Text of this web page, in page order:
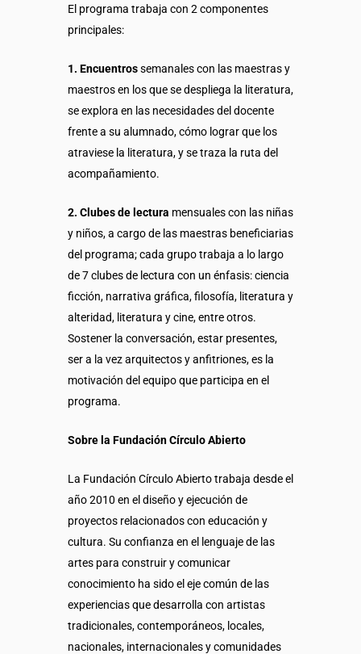
El programa trabaja con 2 componentes
principales:
1. Encuentrossemanales con las maestras y
maestros en los que se despliega la literatura,
se explora en las necesidades del docente
frente a su alumnado, cómo lograr que los
atraviese la literatura, y se traza la ruta del
acompañamiento.
2. Clubes de lectura mensuales con las niñas
y niños, a cargo de las maestras beneficiarias
del programa; cada grupo trabaja a lo largo
de 7 clubes de lectura con un énfasis: ciencia
ficción, narrativa gráfica, filosofía, literatura y
alteridad, literatura y cine, entre otros.
Sostener la conversación, estar presentes,
ser a la vez arquitectos y anfitriones, es la
motivación del equipo que participa en el
programa.
Sobre la Fundación Círculo Abierto
La Fundación Círculo Abierto trabaja desde el
año 2010 en el diseño y ejecución de
proyectos relacionados con educación y
cultura. Su confianza en el lenguaje de las
artes para construir y comunicar
conocimiento ha sido el eje común de las
experiencias que desarrolla con artistas
tradicionales, contemporáneos, locales,
nacionales, internacionales y comunidades